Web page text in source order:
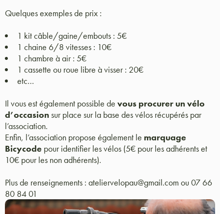
Quelques exemples de prix :
1 kit câble/gaine/embouts : 5€
1 chaine 6/8 vitesses : 10€
1 chambre à air : 5€
1 cassette ou roue libre à visser : 20€
etc…
Il vous est également possible de vous procurer un vélo
d’occasionsur place sur la base des vélos récupérés par
l’association.
Enfin, l’association propose également le marquage
Bicycode pour identifier les vélos (5€ pour les adhérents et
10€ pour les non adhérents).
Plus de renseignements : ateliervelopau@gmail.com ou 07 66
80 84 01